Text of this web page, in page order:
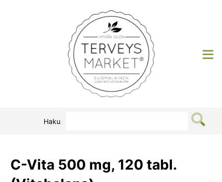
Terveysmarket
Haku
C-Vita 500 mg, 120 tabl.